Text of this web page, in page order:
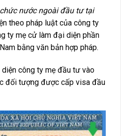
nước ngoài đầu tư tại
theo pháp luật của công ty
ty mẹ cử làm đại diện phần
bằng văn bản hợp pháp.
công ty mẹ đầu tư vào
đối tượng được cấp visa đầu